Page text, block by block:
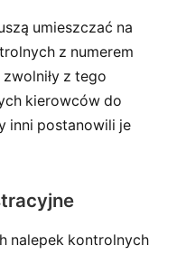
umieszczać na
z numerem
z tego
kierowców do
inni postanowili je
nalepek kontrolnych